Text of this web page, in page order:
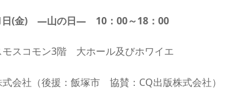
日(金) ―山の日― 10：00～18：00
モスコモン3階 大ホール及びホワイエ
会社（後援：飯塚市 協賛：CQ出版株式会社）